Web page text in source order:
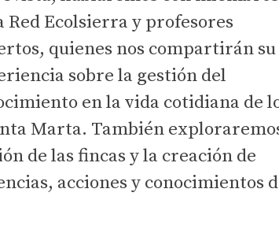
Red Ecolsierra y profesores
quienes nos compartirán su
sobre la gestión del
en la vida cotidiana de
Marta. También
de las fincas y la creación de
acciones y conocimientos